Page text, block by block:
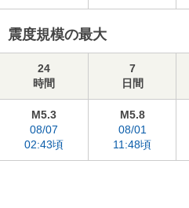
震度規模の最大
24
時間
7
日間
M5.3
08/07
02:43頃
M5.8
08/01
11:48頃